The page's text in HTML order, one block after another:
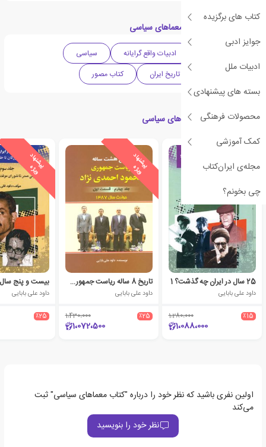
کتاب های برگزیده
جوایز ادبی
ادبیات ملل
بسته های پیشنهادی
محصولات فرهنگی
کمک آموزشی
مجله‌ی ایران‌کتاب
چی بخونم؟
دسته بندی های کتاب معماهای سیاسی
ادبیات واقع گرایانه
سیاسی
ادبیات ایران
تاریخ ایران کتاب مصور
کتاب های مرتبط با معماهای سیاسی
25 سال در ایران چه گذشت؟ 1
داود علی بابایی
٪15 1،280،000
1،088،000
پ
ی
ش
ن
ه
ا
د
و
ی
ژ
ه
تاریخ 8 ساله ریاست جمهوری محمود احمدی نژاد 4
داود علی بابایی
٪25 1،430،000
1،072،500
پ
ی
ش
ن
ه
ا
د
و
ی
ژ
ه
داود علی بابایی
٪25
اولین نفری باشید که نظر خود را درباره "کتاب معماهای سیاسی" ثبت
می‌کند
نظر خود را بنویسید